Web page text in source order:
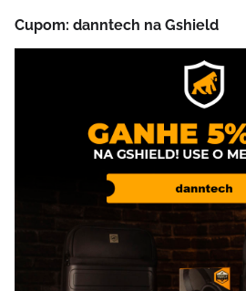
Cupom: danntech na Gshield